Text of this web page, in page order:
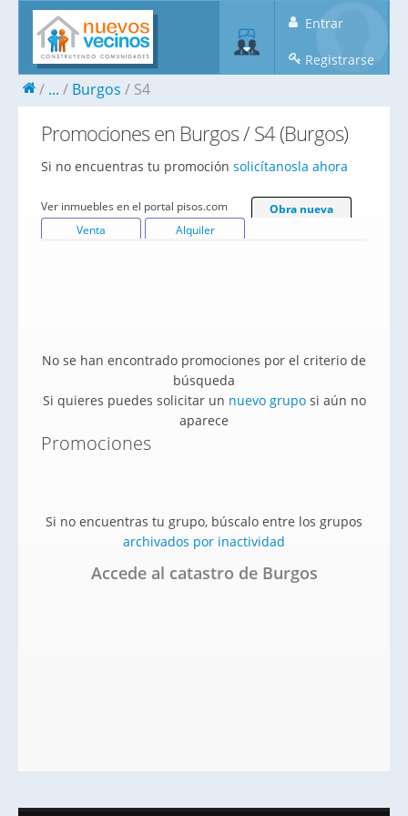
Entrar
Registrarse
... Burgos S4
Promociones en Burgos / S4 (Burgos)
Si no encuentras tu promoción solicítanosla ahora
Ver inmuebles en el portal pisos.com
Obra nueva
Venta
Alquiler
No se han encontrado promociones por el criterio de
búsqueda
Si quieres puedes solicitar un nuevo gruposi aún no
aparece
Promociones
Si no encuentras tu grupo, búscalo entre los grupos
archivados por inactividad
Accede al catastro de Burgos